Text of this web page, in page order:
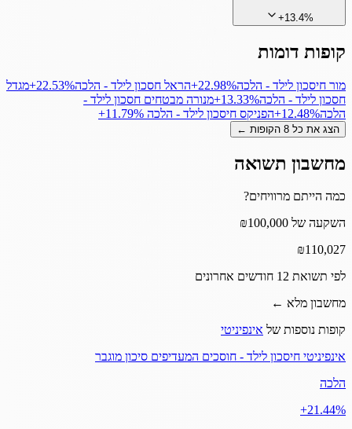
+13.4%
קופות דומות
מור חיסכון לילד - הלכה‎+22.98%הראל חסכון לילד - הלכה‎+22.53%מגדל
חסכון לילד - הלכה‎+13.33%מנורה מבטחים חסכון לילד -
הלכה‎+12.48%הפניקס חיסכון לילד - הלכה ‎+11.79%
הצג את כל 8 הקופות ←
מחשבון תשואה
כמה הייתם מרוויחים?
השקעה של ₪100,000
₪110,027
לפי תשואת 12 חודשים אחרונים
מחשבון מלא ←
קופות נוספות של אינפיניטי
אינפיניטי חיסכון לילד - חוסכים המעדיפים סיכון מוגבר
הלכה
‎+21.44%